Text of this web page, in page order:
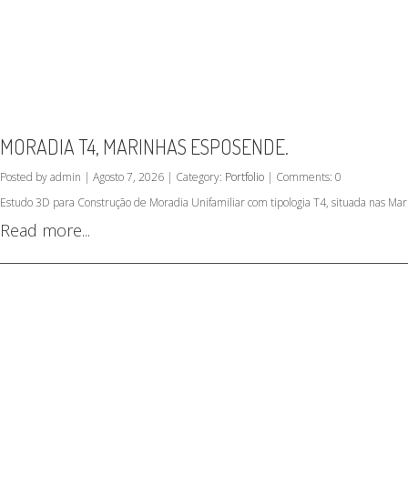
MORADIA T4, MARINHAS ESPOSENDE.
Posted by admin | Agosto 7, 2026 | Category: Portfolio | Comments: 0
Estudo 3D para Construção de Moradia Unifamiliar com tipologia T4, situada nas
Read more...